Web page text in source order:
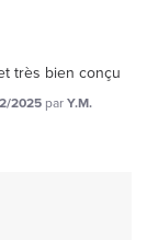
très bien conçu
2025 parY.M.